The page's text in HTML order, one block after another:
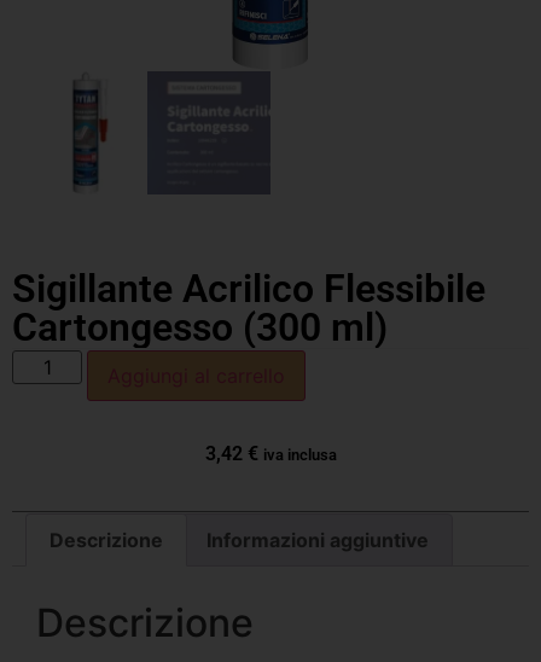
Sigillante Acrilico Flessibile
Cartongesso (300 ml)
3,42 € iva inclusa
Descrizione Informazioni aggiuntive
Descrizione